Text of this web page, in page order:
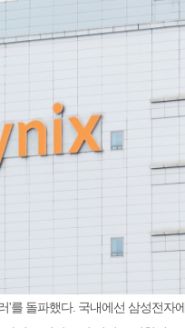
'를 돌파했다. 국내에선 삼성전자